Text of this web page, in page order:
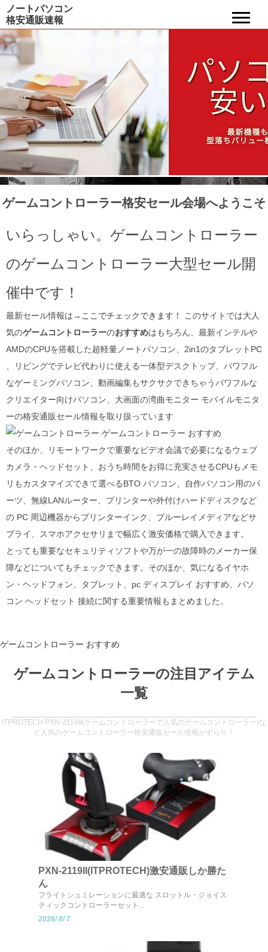
ノートパソコン
格安通販速報
ゲームコントローラー格安セール会場へようこそ
いらっしゃい。ゲームコントローラー
のゲームコントローラー大型セール開
催中です！
最新セール情報は→ ここでチェックできます！
このサイトでは大人
気のゲームコントローラーのおすすめはもちろん、最新インテルや
AMDのCPUを搭載した超軽量ノートパソコン、2in1のタブレットPC
、リビングでテレビ代わりに使える一体型デスクトップ、パワフル
なゲーミングパソコン、動画編集もサクサクできちゃうパワフルな
クリエイター向けパソコン、大画面の湾曲モニター モバイルモニタ
ーの格安通販セール情報を取り扱っています
そのほか、リモートワークで重要なビデオ会議で必要になるウェブ
カメラ・ヘッドセット、おうち時間をお得に充実させるCPUもメモ
リもカスタマイズできて選べるBTO パソコン、自作パソコン用のパ
ーツ、無線LANルーター、プリンターや外付けハードディスクなど
の PC 周辺機器からプリンターインク、ブルーレイメディアなどサ
プライ、スマホアクセサリまで幅広く 激安価格で購入できます。
とっても重要なセキュリティソフトや万が一の故障時のメーカー保
障などについてもチェックできます。そのほか、気になるイヤホ
ン・ヘッドフォン、タブレット、pc ディスプレイ おすすめ、パソ
コン ヘッドセット 接続に関する重要情報もまとめました。
ゲームコントローラー おすすめ
ゲームコントローラーの注目アイテム
一覧
ITPROTECH PXN-2119II(ゲームコントローラーで人気のゲームコントローラー)な
ど人気のゲームコントローラー格安通販セール情報がずらり！
PXN-2119II(ITPROTECH)激安通販しか勝た
ん
フライトシュミレーションに最適な スロットル・ジョイス
ティックコントローラーセット...
2026/ 8/ 7